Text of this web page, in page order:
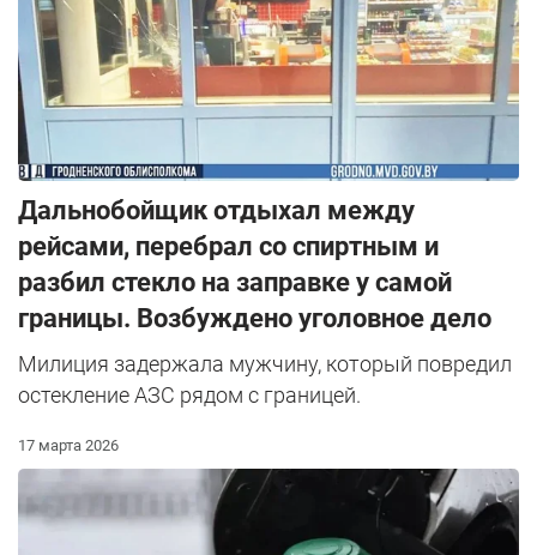
Дальнобойщик отдыхал между
рейсами, перебрал со спиртным и
разбил стекло на заправке у самой
границы. Возбуждено уголовное дело
Милиция задержала мужчину, который повредил
остекление АЗС рядом с границей.
17 марта 2026